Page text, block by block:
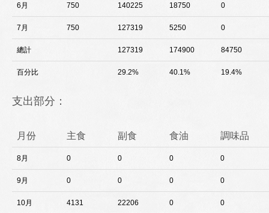
6月 750 140225 18750 0
7月 750 127319 5250 0
總計 127319 174900 84750
百分比 29.2% 40.1% 19.4%
支出部分：
月份 主食 副食 食油 調味品
8月 0 0 0 0
9月 0 0 0 0
10月 4131 22206 0 0